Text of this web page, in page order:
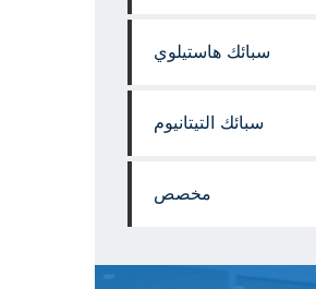
سبائك هاستيلوي
سبائك التيتانيوم
مخصص